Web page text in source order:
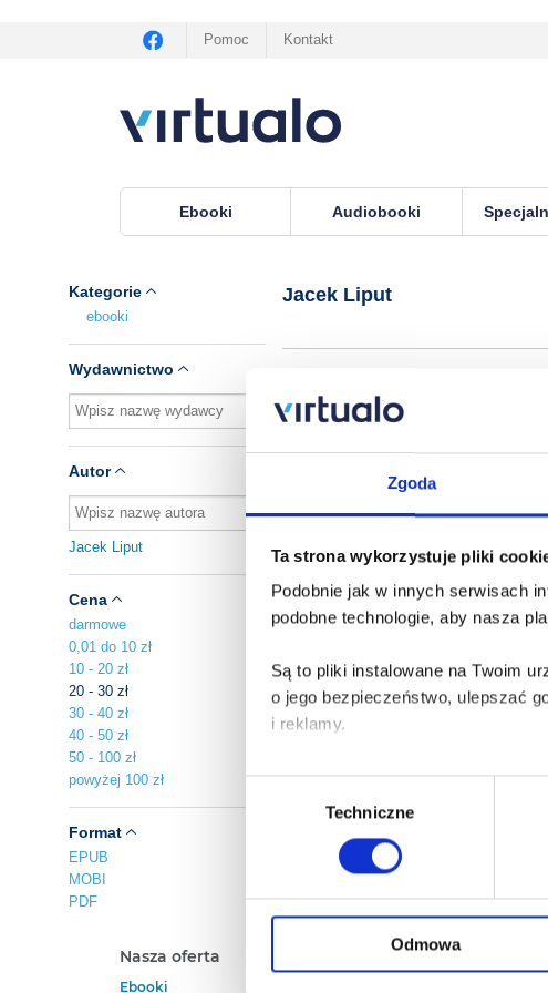
Zgoda
Ta strona wykorzystuje pliki
Podobnie jak w innych serwisach
podobne technologie, aby nasza
Są to pliki instalowane na Twoim
o jego bezpieczeństwo, ulepszać
i reklamy.
Poza plikami, które są nam
Twojej zgody.
Każda udzielona zgoda poprawi
zgody
Techniczne
Odmowa
Pomoc Kontakt
Ebooki Audiobooki
Kategorie
ebooki
Wydawnictwo
Autor
Jacek Liput
Cena
darmowe
0,01 do 10 zł
10 - 20 zł
20 - 30 zł
30 - 40 zł
40 - 50 zł
50 - 100 zł
powyżej 100 zł
Format
EPUB
MOBI
PDF
Jacek Liput
Nasza oferta
Ebooki